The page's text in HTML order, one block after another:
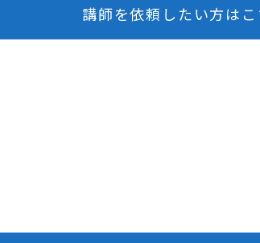
講師を依頼したい方はこ